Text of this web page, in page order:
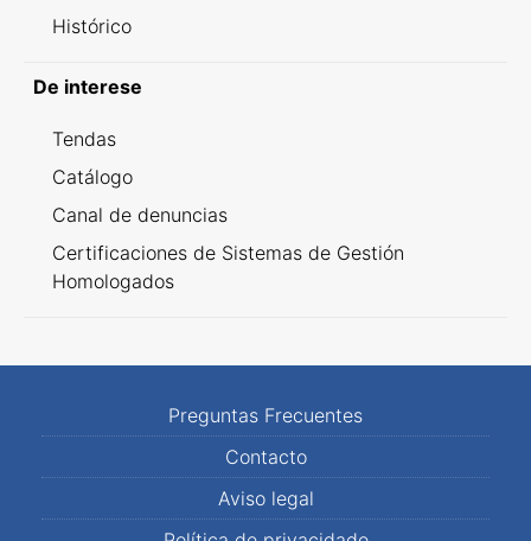
Histórico
De interese
Tendas
Catálogo
Canal de denuncias
Certificaciones de Sistemas de Gestión
Homologados
Preguntas Frecuentes
Contacto
Aviso legal